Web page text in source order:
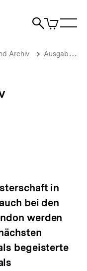
Suche
Artikel
im
Archiv Ausgaben vor 2013
in
bei den
werden
begeisterte